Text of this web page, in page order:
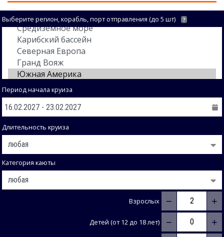
Выберите регион, корабль, порт отправления (до 5 шт) ?
Период начала круиза
Длительность круиза
Категория каюты
Взрослых − +
Детей (от 12 до 18 лет) − +